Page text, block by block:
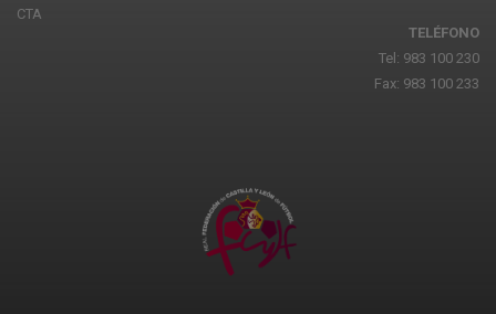
CTA
TELÉFONO
Tel: 983 100 230
Fax: 983 100 233